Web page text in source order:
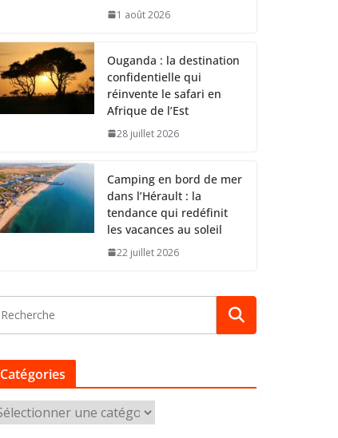
1 août 2026
Ouganda : la destination
confidentielle qui
réinvente le safari en
Afrique de l’Est
28 juillet 2026
Camping en bord de mer
dans l’Hérault : la
tendance qui redéfinit
les vacances au soleil
22 juillet 2026
Catégories